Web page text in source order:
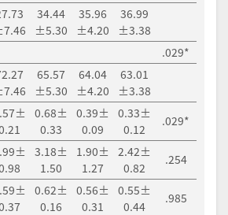
34.44
±5.30
35.96
±4.20
36.99
±3.38
.029*
65.57
±5.30
64.04
±4.20
63.01
±3.38
0.68±
0.33
0.39±
0.09
0.33±
0.12
.029*
3.18±
1.50
1.90±
1.27
2.42±
0.82
.254
0.62±
0.16
0.56±
0.31
0.55±
0.44
.985